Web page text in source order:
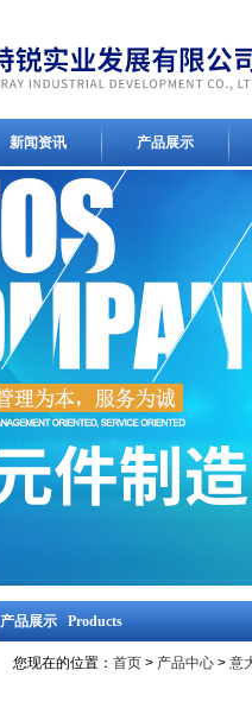
新闻资讯 产品展示
产品展示 Products
您现在的位置： 首页 > 产品中心 > 意